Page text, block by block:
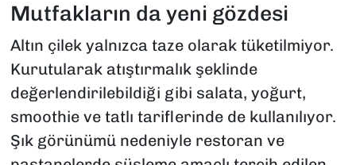
Mutfakların da yeni gözdesi
Altın çilek yalnızca taze olarak tüketilmiyor.
Kurutularak atıştırmalık şeklinde
değerlendirilebildiği gibi salata, yoğurt,
smoothie ve tatlı tariflerinde de kullanılıyor.
Şık görünümü nedeniyle restoran ve